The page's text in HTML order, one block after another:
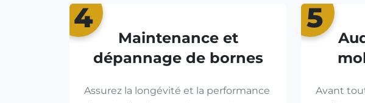
4
Maintenance et
dépannage de bornes
Assurez la longévité et la performance
5
Avant